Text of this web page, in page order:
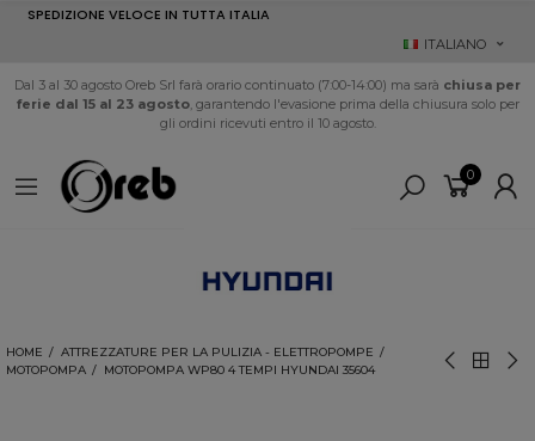
SPEDIZIONE VELOCE IN TUTTA ITALIA
ITALIANO
Dal 3 al 30 agosto Oreb Srl farà orario continuato (7:00-14:00) ma sarà chiusa per
ferie dal 15 al 23 agosto, garantendo l'evasione prima della chiusura solo per
gli ordini ricevuti entro il 10 agosto.
0
HOME
ATTREZZATURE PER LA PULIZIA - ELETTROPOMPE
MOTOPOMPA
MOTOPOMPA WP80 4 TEMPI HYUNDAI 35604